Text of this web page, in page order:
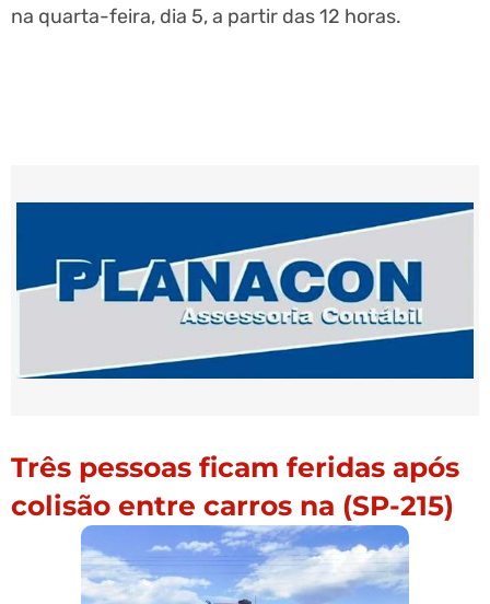
na quarta-feira, dia 5, a partir das 12 horas.
Três pessoas ficam feridas após
colisão entre carros na (SP-215)